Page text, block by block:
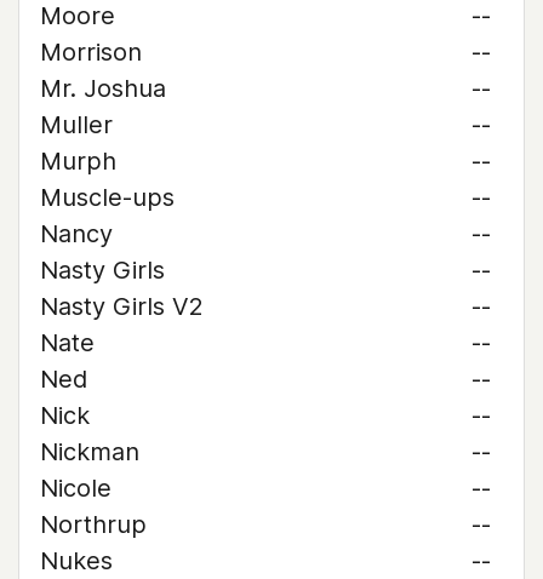
Moore
--
Morrison
--
Mr. Joshua
--
Muller
--
Murph
--
Muscle-ups
--
Nancy
--
Nasty Girls
--
Nasty Girls V2
--
Nate
--
Ned
--
Nick
--
Nickman
--
Nicole
--
Northrup
--
Nukes
--